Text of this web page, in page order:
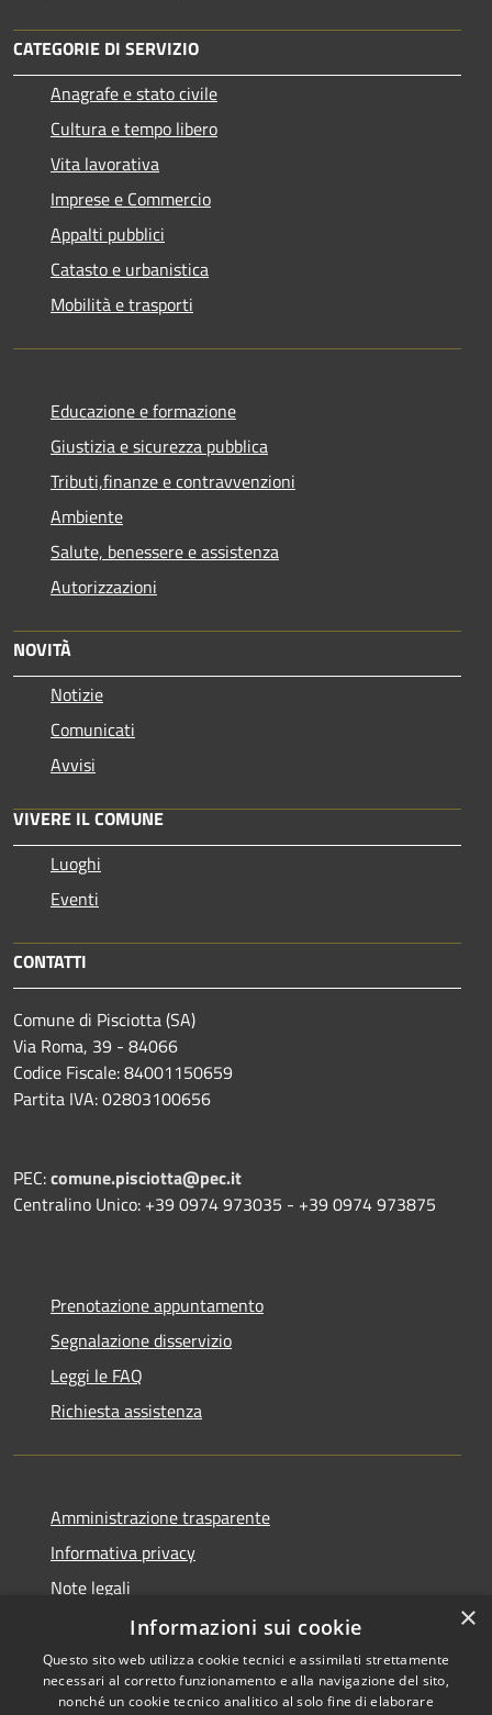
CATEGORIE DI SERVIZIO
Anagrafe e stato civile
Cultura e tempo libero
Vita lavorativa
Imprese e Commercio
Appalti pubblici
Catasto e urbanistica
Mobilità e trasporti
Educazione e formazione
Giustizia e sicurezza pubblica
Tributi,finanze e contravvenzioni
Ambiente
Salute, benessere e assistenza
Autorizzazioni
NOVITÀ
Notizie
Comunicati
Avvisi
VIVERE IL COMUNE
Luoghi
Eventi
CONTATTI
Comune di Pisciotta (SA)
Via Roma, 39 - 84066
Codice Fiscale: 84001150659
Partita IVA: 02803100656
PEC:comune.pisciotta@pec.it
Centralino Unico: +39 0974 973035 - +39 0974 973875
Prenotazione appuntamento
Segnalazione disservizio
Leggi le FAQ
Richiesta assistenza
Amministrazione trasparente
Informativa privacy
Note legali
Dichiarazione di accessibilità
×
Informazioni sui cookie
Questo sito web utilizza cookie tecnici e assimilati strettamente
necessari al corretto funzionamento e alla navigazione del sito,
nonché un cookie tecnico analitico al solo fine di elaborare